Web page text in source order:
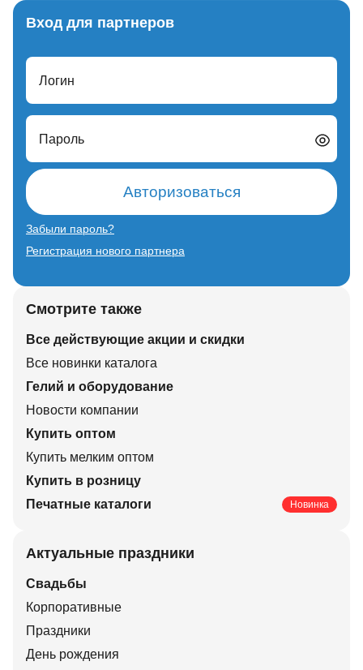
Вход для партнеров
Логин
Пароль
Авторизоваться
Забыли пароль?
Регистрация нового партнера
Смотрите также
Все действующие акции и скидки
Все новинки каталога
Гелий и оборудование
Новости компании
Купить оптом
Купить мелким оптом
Купить в розницу
Печатные каталоги
Новинка
Актуальные праздники
Свадьбы
Корпоративные
Праздники
День рождения